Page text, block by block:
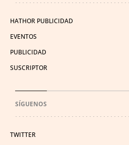
HATHOR PUBLICIDAD
EVENTOS
PUBLICIDAD
SUSCRIPTOR
SÍGUENOS
TWITTER